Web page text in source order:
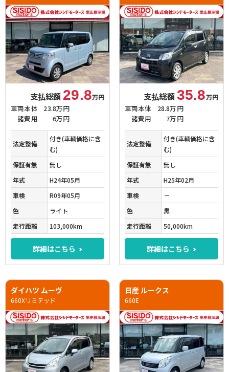
支払総額 29.8万円
車両本体
23.8万円
諸費用
6万円
法定整備
付き(車輌価格に含
む)
保証有無
無し
年式
H24年05月
車検
R09年05月
色
ライト
走行距離
103,000km
詳細はこちら
支払総額35.8万円
車両本体
28.8万円
諸費用
7万円
法定整備
付き(車輌価格に含
む)
保証有無
無し
年式
H25年02月
車検
－
色
黒
走行距離
50,000km
詳細はこちら
ダイハツ ムーヴ
660Xリミテッド
日産 ルークス
660E